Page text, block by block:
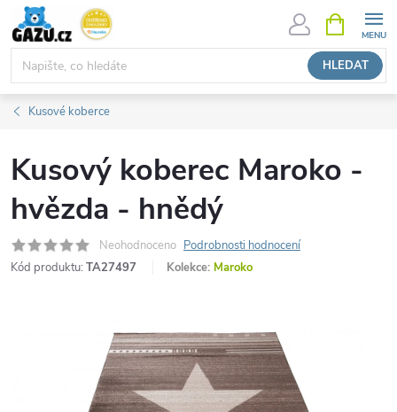
Přejít
obsah
HLEDAT
NÁKUPNÍ
KOŠÍK
Kusové koberce
Kusový koberec Maroko -
hvězda - hnědý
Neohodnoceno Podrobnosti hodnocení
Kód produktu: TA27497 Kolekce: Maroko